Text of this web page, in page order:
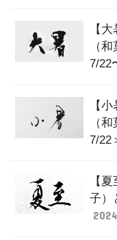
【
（
7/22
【
（
7/22
【
子）